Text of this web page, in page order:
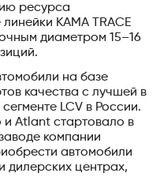
ресурса
KAMA TRACE
диаметром 15–16
на базе
качества с лучшей в
LCV в России.
Atlant стартовало в
компании
автомобили
дилерских центрах,